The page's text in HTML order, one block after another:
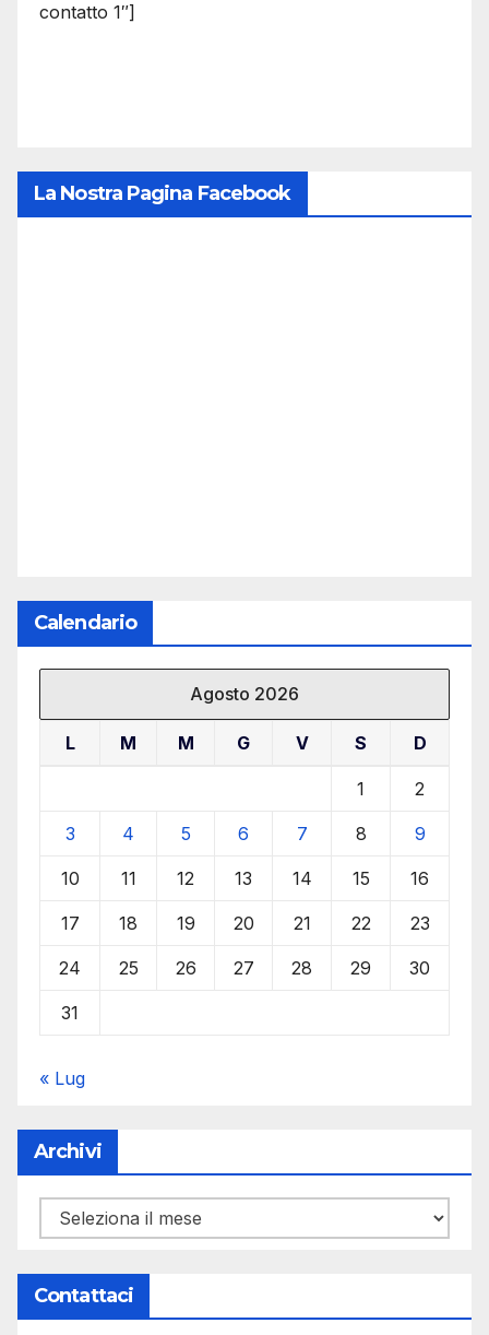
contatto 1″]
La Nostra Pagina Facebook
Calendario
Agosto 2026
L M M G V S D
1 2
3 4 5 6 7 8 9
10 11 12 13 14 15 16
17 18 19 20 21 22 23
24 25 26 27 28 29 30
31
« Lug
Archivi
Archivi
Contattaci